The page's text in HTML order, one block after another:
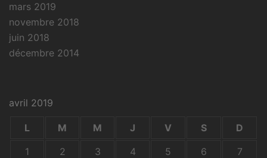
mars 2019
novembre 2018
juin 2018
décembre 2014
avril 2019
L M M J V S
D
1
2 3 4 5 6
7